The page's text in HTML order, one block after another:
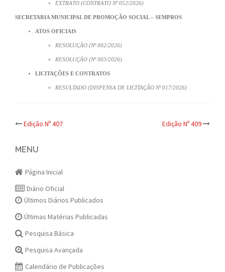
EXTRATO (CONTRATO Nº 052/2026)
SECRETARIA MUNICIPAL DE PROMOÇÃO SOCIAL – SEMPROS
ATOS OFICIAIS
RESOLUÇÃO (Nº 002/2026)
RESOLUÇÃO (Nº 003/2026)
LICITAÇÕES E CONTRATOS
RESULTADO (DISPENSA DE LICITAÇÃO Nº 017/2026)
Post
navigation
Edição Nº 407 Edição Nº 409
MENU
Página Inicial
Diário Oficial
Últimos Diários Publicados
Últimas Matérias Publicadas
Pesquisa Básica
Pesquisa Avançada
Calendário de Publicações